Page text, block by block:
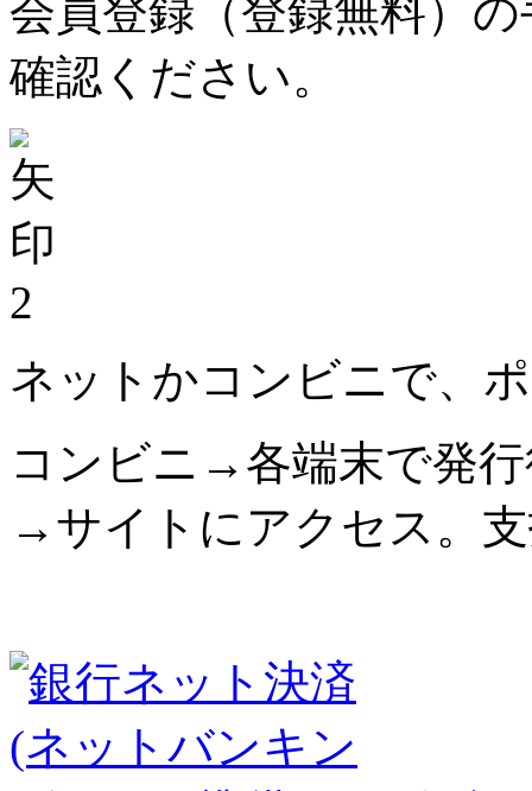
会員登録（登録無料）
確認ください。
2
ネットかコンビニで、
コンビニ→各端末で発
→サイトにアクセス。